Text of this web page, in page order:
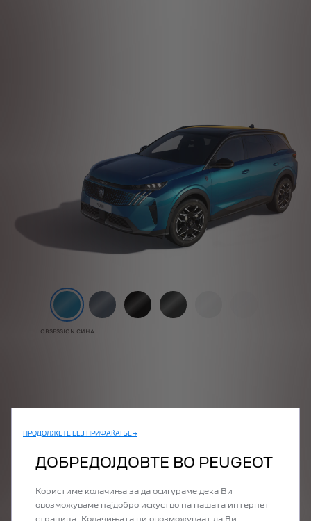
OBSESSION СИНА
ПРОДОЛЖЕТЕ БЕЗ ПРИФАЌАЊЕ →
ДОБРЕДОЈДОВТЕ ВО PEUGEOT
Користиме колачиња за да осигураме дека Ви
овозможуваме најдобро искуство на нашата интернет
страница. Колачињата ни овозможуваат да Ви